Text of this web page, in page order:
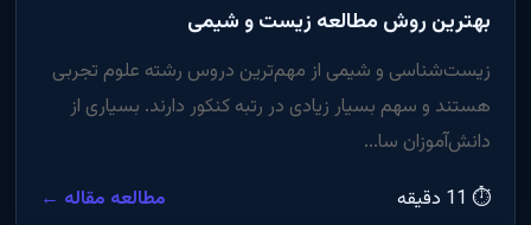
بهترین روش مطالعه زیست و شیمی
زیست‌شناسی و شیمی از مهم‌ترین دروس رشته علوم تجربی
هستند و سهم بسیار زیادی در رتبه کنکور دارند. بسیاری از
دانش‌آموزان سا...
⏱ 11 دقیقه
مطالعه مقاله ←